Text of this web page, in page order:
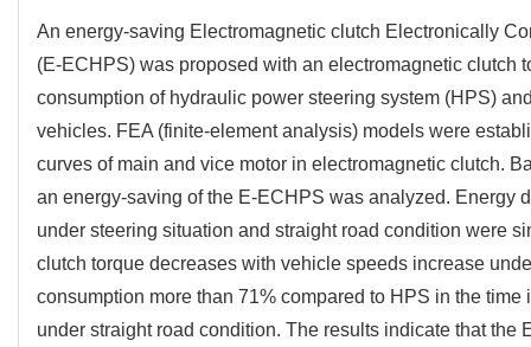
An energy-saving Electromagnetic clutch Electronically
(E-ECHPS) was proposed with an electromagnetic clutch
consumption of hydraulic power steering system (HPS)
vehicles. FEA (finite-element analysis) models were
curves of main and vice motor in electromagnetic clutch.
an energy-saving of the E-ECHPS was analyzed. Energy
under steering situation and straight road condition were
clutch torque decreases with vehicle speeds increase
consumption more than 71% compared to HPS in the
under straight road condition. The results indicate that